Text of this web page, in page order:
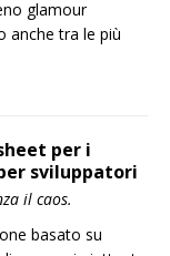
glamour
anche tra le più
per i
sviluppatori
il caos.
basato su